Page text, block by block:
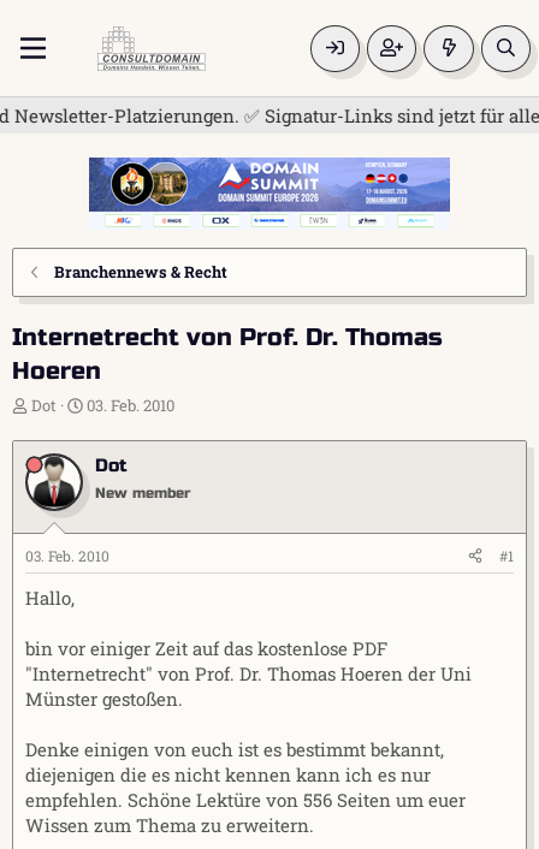
Platzierungen. ✅ Signatur-Links sind jetzt für alle frei.
Branchennews & Recht
Internetrecht von Prof. Dr. Thomas
Hoeren
E
s
t
e
l
e
r
Dot
E
s
l
t
a
03. Feb. 2010
Dot
New member
03. Feb. 2010 #1
Hallo,
bin vor einiger Zeit auf das kostenlose PDF
"Internetrecht" von Prof. Dr. Thomas Hoeren der Uni
Münster gestoßen.
Denke einigen von euch ist es bestimmt bekannt,
diejenigen die es nicht kennen kann ich es nur
empfehlen. Schöne Lektüre von 556 Seiten um euer
Wissen zum Thema zu erweitern.